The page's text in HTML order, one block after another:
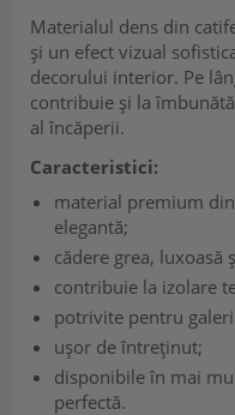
Materialul dens din
și un efect vizual
decorului interior. Pe
contribuie și la
al încăperii.
Caracteristici:
material premium
elegantă;
cădere grea, luxoasă
contribuie la izolare
potrivite pentru
ușor de întreținut;
disponibile în mai
perfectă.